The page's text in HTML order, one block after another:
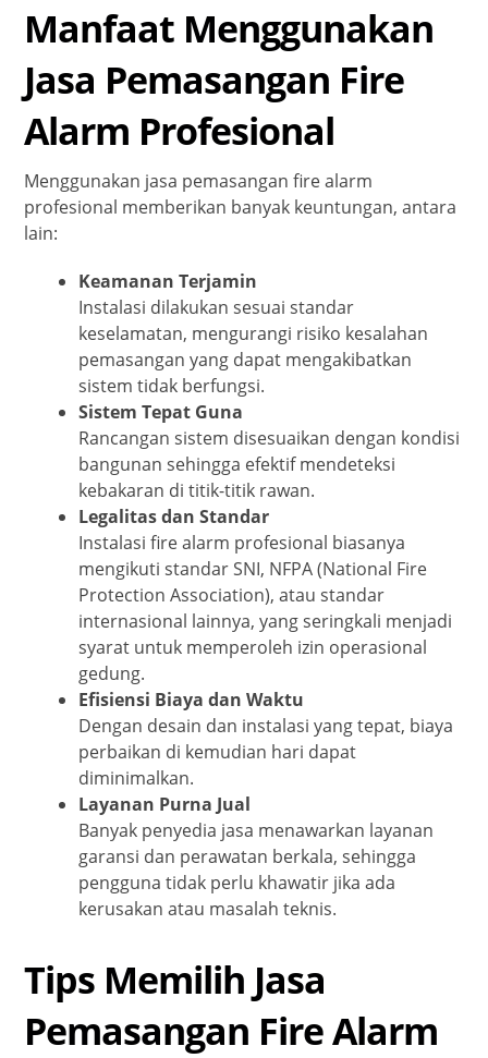
Manfaat Menggunakan
Jasa Pemasangan Fire
Alarm Profesional
Menggunakan jasa pemasangan fire alarm
profesional memberikan banyak keuntungan, antara
lain:
Keamanan Terjamin
Instalasi dilakukan sesuai standar
keselamatan, mengurangi risiko kesalahan
pemasangan yang dapat mengakibatkan
sistem tidak berfungsi.
Sistem Tepat Guna
Rancangan sistem disesuaikan dengan kondisi
bangunan sehingga efektif mendeteksi
kebakaran di titik-titik rawan.
Legalitas dan Standar
Instalasi fire alarm profesional biasanya
mengikuti standar SNI, NFPA (National Fire
Protection Association), atau standar
internasional lainnya, yang seringkali menjadi
syarat untuk memperoleh izin operasional
gedung.
Efisiensi Biaya dan Waktu
Dengan desain dan instalasi yang tepat, biaya
perbaikan di kemudian hari dapat
diminimalkan.
Layanan Purna Jual
Banyak penyedia jasa menawarkan layanan
garansi dan perawatan berkala, sehingga
pengguna tidak perlu khawatir jika ada
kerusakan atau masalah teknis.
Tips Memilih Jasa
Pemasangan Fire Alarm